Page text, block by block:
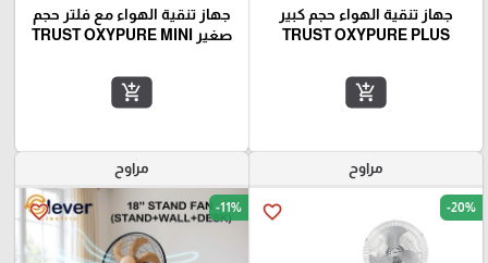
جهاز تنقية الهواء حجم كبير
TRUST OXYPURE PLUS
add_shopping_cart
جهاز تنقية الهواء مع فلتر حجم
صغير TRUST OXYPURE MINI
add_shopping_cart
مراوح
favorite_border -20%
مراوح
favorite_border -11%